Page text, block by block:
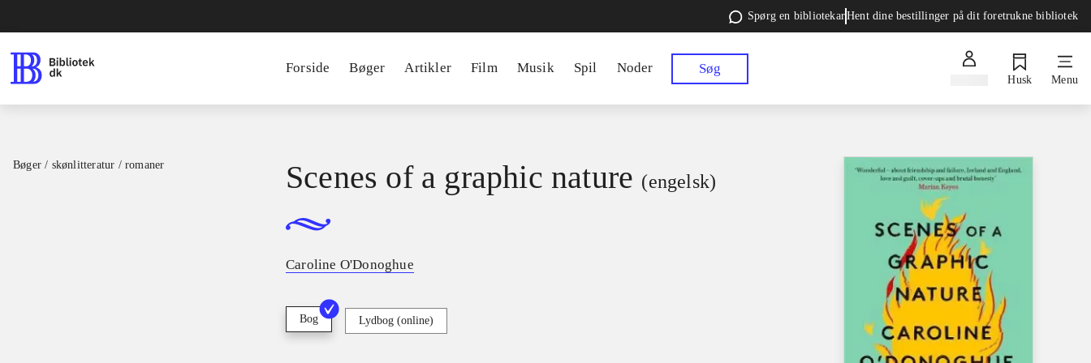
Spørg en bibliotekarHent dine bestillinger på dit foretrukne bibliotek
Forside Bøger Artikler Film Musik Spil Noder Søg
Husk Menu
Bøger / skønlitteratur / romaner Scenes of a graphic nature (engelsk)
Caroline O'Donoghue
Bog Lydbog (online)